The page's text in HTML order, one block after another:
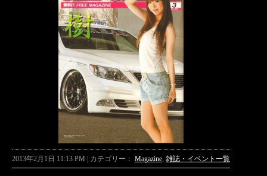
2013年2月1日 11:13 PM | カテゴリー： Magazine, 雑誌・イベント一覧